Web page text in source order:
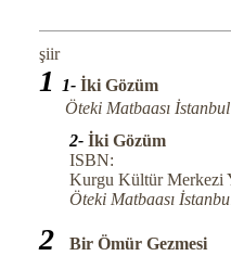
şiir
1 1- İki Gözüm
Öteki Matbaası İstanbul
2- İki Gözüm
ISBN:
Kurgu Kültür Merkezi
Öteki Matbaası İstanbul
2
Bir Ömür Gezmesi